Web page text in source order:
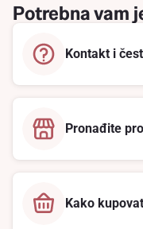
Potrebna vam
Kontakt i
Pronađite
Kako